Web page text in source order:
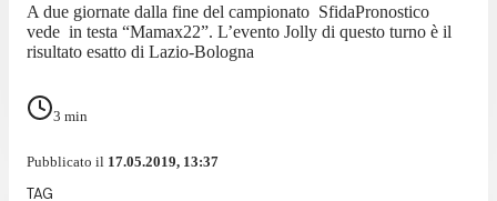
A due giornate dalla fine del campionato SfidaPronostico
vede in testa “Mamax22”. L’evento Jolly di questo turno è il
risultato esatto di Lazio-Bologna
3 min
Pubblicato il 17.05.2019, 13:37